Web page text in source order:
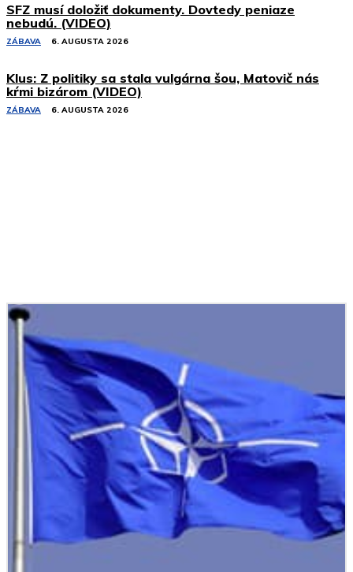
SFZ musí doložiť dokumenty. Dovtedy peniaze
nebudú. (VIDEO)
ZÁBAVA 6. AUGUSTA 2026
Klus: Z politiky sa stala vulgárna šou, Matovič nás
kŕmi bizárom (VIDEO)
ZÁBAVA 6. AUGUSTA 2026